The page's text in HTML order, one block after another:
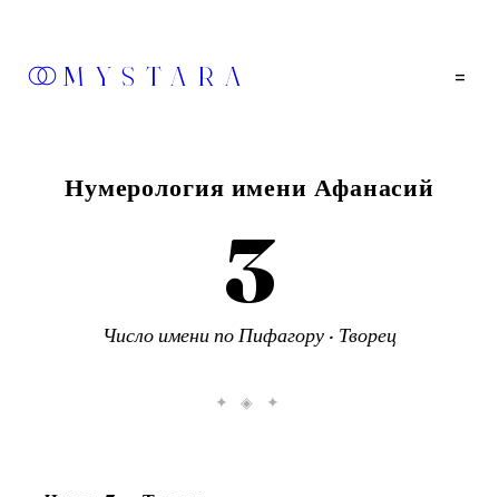
MYSTARA =
Нумерология имени Афанасий
3
Число имени по Пифагору · Творец
✦ ◈ ✦